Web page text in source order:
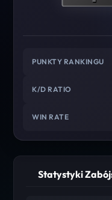
PUNKTY RANKINGU
K/D RATIO
WIN RATE
Statystyki